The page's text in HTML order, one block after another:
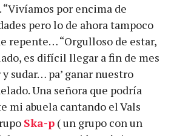
“Vivíamos por encima de
pero lo de ahora tampoco
repente… “Orgulloso de estar,
es difícil llegar a fin de mes
sudar… pa’ ganar nuestro
Una señora que podría
mi abuela cantando el Vals
Ska-p ( un grupo con un